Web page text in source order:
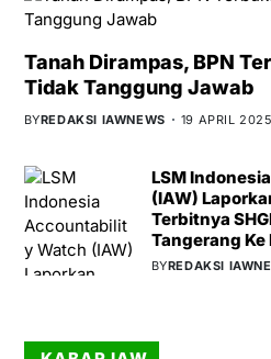
Tanah Dirampas, BPN
Tidak Tanggung Jawab
BYREDAKSI IAWNEWS 19 APRIL 2025
LSM
(IAW)
Terbitnya
Tangerang Ke
BYREDAKSI